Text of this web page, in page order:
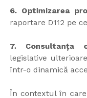
6. Optimizarea
raportare D112 pe
7. Consultanța
legislative
într-o dinamică
În contextul în